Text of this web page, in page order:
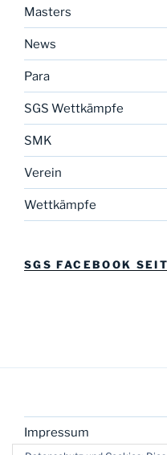
Masters
News
Para
SGS Wettkämpfe
SMK
Verein
Wettkämpfe
SGS FACEBOOK
Impressum